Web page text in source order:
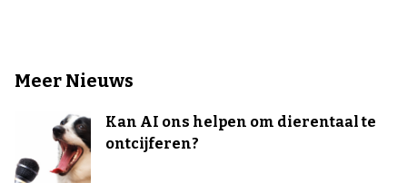
Meer Nieuws
Kan AI ons helpen om dierentaal te
ontcijferen?